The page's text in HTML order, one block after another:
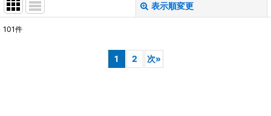
表示順変更
101件
1 2 次»